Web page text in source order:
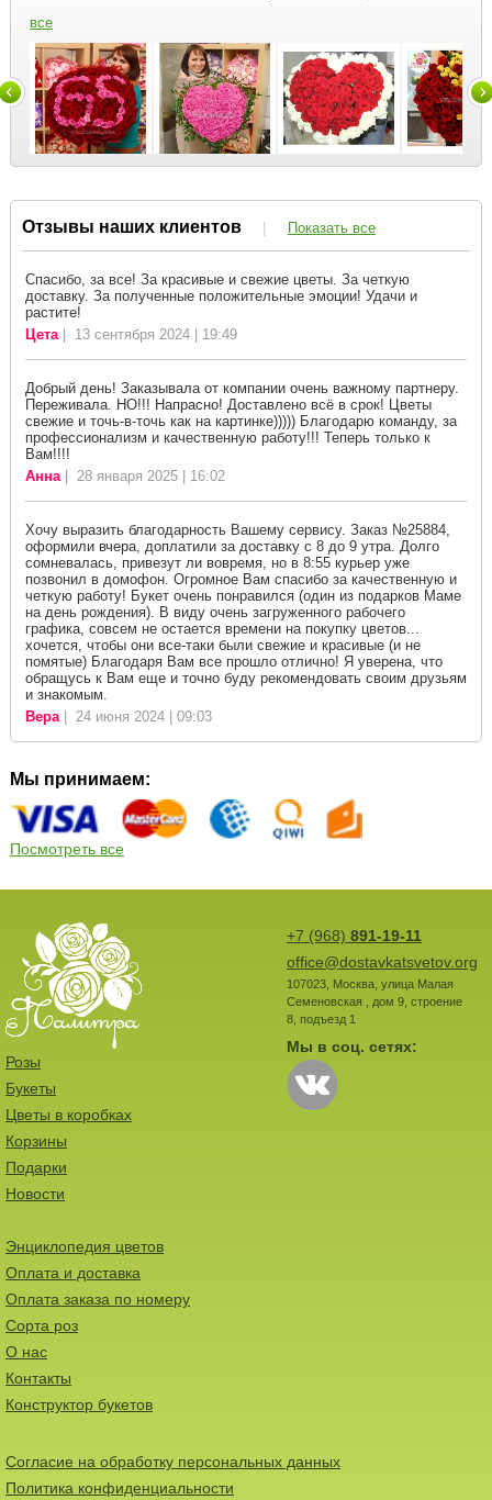
все
Отзывы наших клиентов | Показать все
Спасибо, за все! За красивые и свежие цветы. За четкую
доставку. За полученные положительные эмоции! Удачи и
растите!
Цета| 13 сентября 2024 | 19:49
Добрый день! Заказывала от компании очень важному партнеру.
Переживала. НО!!! Напрасно! Доставлено всё в срок! Цветы
свежие и точь-в-точь как на картинке))))) Благодарю команду, за
профессионализм и качественную работу!!! Теперь только к
Вам!!!!
Анна| 28 января 2025 | 16:02
Хочу выразить благодарность Вашему сервису. Заказ №25884,
оформили вчера, доплатили за доставку с 8 до 9 утра. Долго
сомневалась, привезут ли вовремя, но в 8:55 курьер уже
позвонил в домофон. Огромное Вам спасибо за качественную и
четкую работу! Букет очень понравился (один из подарков Маме
на день рождения). В виду очень загруженного рабочего
графика, совсем не остается времени на покупку цветов...
хочется, чтобы они все-таки были свежие и красивые (и не
помятые) Благодаря Вам все прошло отлично! Я уверена, что
обращусь к Вам еще и точно буду рекомендовать своим друзьям
и знакомым.
Вера| 24 июня 2024 | 09:03
Мы принимаем:
Посмотреть все
+7 (968) 891-19-11
office@dostavkatsvetov.org
107023, Москва, улица Малая
Семеновская , дом 9, строение
8, подъезд 1
Мы в соц. сетях:
Розы
Букеты
Цветы в коробках
Корзины
Подарки
Новости
Энциклопедия цветов
Оплата и доставка
Оплата заказа по номеру
Сорта роз
О нас
Контакты
Конструктор букетов
Согласие на обработку персональных данных
Политика конфиденциальности